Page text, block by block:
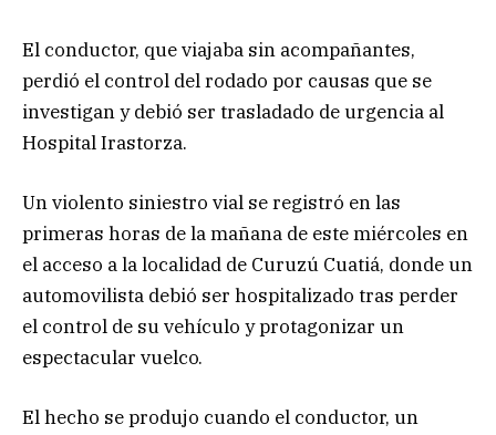
El conductor, que viajaba sin acompañantes,
perdió el control del rodado por causas que se
investigan y debió ser trasladado de urgencia al
Hospital Irastorza.
Un violento siniestro vial se registró en las
primeras horas de la mañana de este miércoles en
el acceso a la localidad de Curuzú Cuatiá, donde un
automovilista debió ser hospitalizado tras perder
el control de su vehículo y protagonizar un
espectacular vuelco.
El hecho se produjo cuando el conductor, un